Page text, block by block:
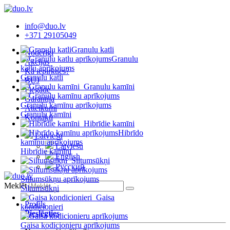
info@duo.lv
+371 29105049
Noderīgi
Akcijas
Kā iepirkties?
BUJ
Piegāde
Garantija
Atteikumi
Kontakti
Latviešu
Latviešu
English
Русский
Granulu katli
Granulu
katlu aprīkojums
Granulu katli
Granulu kamīni
Granulu kamīnu aprīkojums
Granulu kamīni
Hibrīdie kamīni
Hibrīdo
kamīnu aprīkojums
Hibrīdie kamīni
Siltumsūkņi
Siltumsūkņu aprīkojums
Siltumsūkņi
Gaisa
kondicionieri
Gaisa kodicionieru aprīkojums
Meklēt
Profils
Pieslēgties